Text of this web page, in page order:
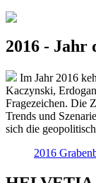
2016 - Jahr
Im Jahr 2016
Kaczynski,
Fragezeichen. Die
Trends und
sich die
2016